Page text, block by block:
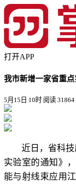
打开APP
我市新增一家省重
5月15日 10时 阅读 31864
近日，省科
实验室的通知》
能与射线束应用